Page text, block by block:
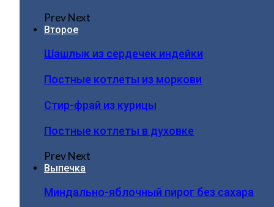
PrevNext
Второе
Шашлык из сердечек индейки
Постные котлеты из моркови
Стир-фрай из курицы
Постные котлеты в духовке
PrevNext
Выпечка
Миндально-яблочный пирог без сахара